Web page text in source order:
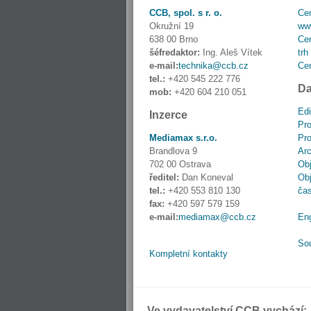
CCB, spol. s r. o.
Okružní 19
638 00 Brno
šéfredaktor: Ing. Aleš Vítek
e-mail:technika@ccb.cz
tel.: +420 545 222 776
mob: +420 604 210 051
Inzerce
Mediamax s.r.o.
Brandlova 9
702 00 Ostrava
ředitel: Dan Koneval
tel.: +420 553 810 130
fax: +420 597 579 159
e-mail:mediamax@ccb.cz
Kompletní kontakty
trh